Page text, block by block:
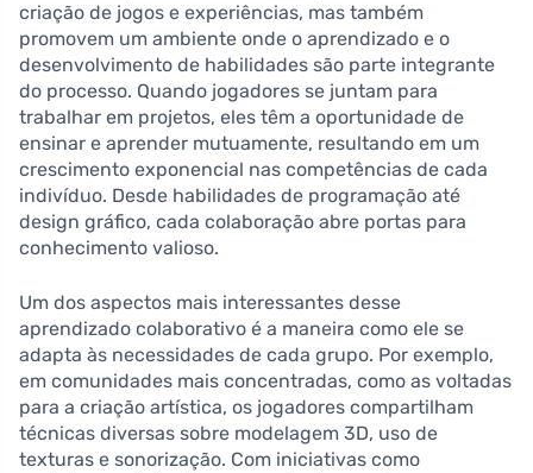
criação de jogos e experiências, mas também
promovem um ambiente onde o aprendizado e o
desenvolvimento de habilidades são parte integrante
do processo. Quando jogadores se juntam para
trabalhar em projetos, eles têm a oportunidade de
ensinar e aprender mutuamente, resultando em um
crescimento exponencial nas competências de cada
indivíduo. Desde habilidades de programação até
design gráfico, cada colaboração abre portas para
conhecimento valioso.
Um dos aspectos mais interessantes desse
aprendizado colaborativo é a maneira como ele se
adapta às necessidades de cada grupo. Por exemplo,
em comunidades mais concentradas, como as voltadas
para a criação artística, os jogadores compartilham
técnicas diversas sobre modelagem 3D, uso de
texturas e sonorização. Com iniciativas como